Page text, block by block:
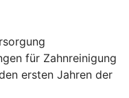
für Zahnreinigung
ersten Jahren der